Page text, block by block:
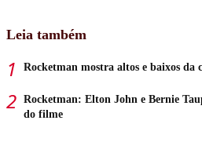
Leia também
Rocketman mostra altos e baixos da
Rocketman: Elton John e Bernie
do filme